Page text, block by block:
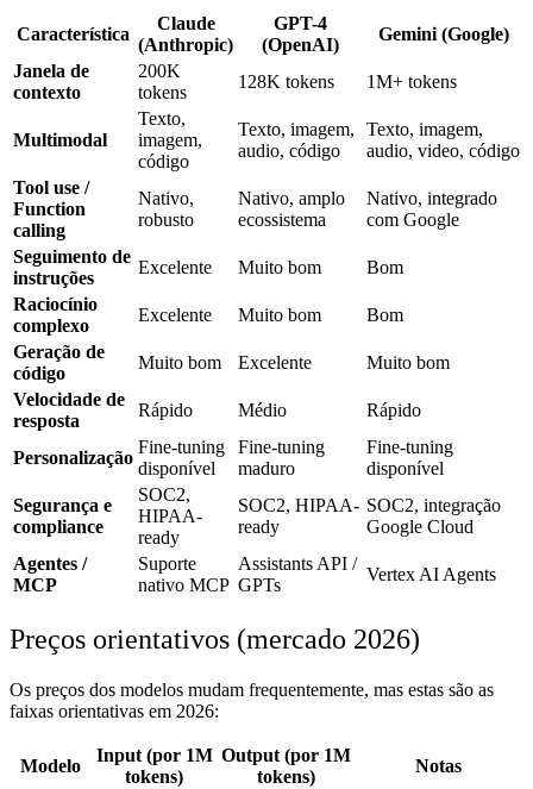
Característica
Claude
(Anthropic)
GPT-4
(OpenAI)
Gemini (Google)
Janela de
contexto
200K
tokens
128K tokens 1M+ tokens
Multimodal
Texto,
imagem,
código
Texto, imagem,
audio, código
Texto, imagem,
audio, video, código
Tool use /
Function
calling
Nativo,
robusto
Nativo, amplo
ecossistema
Nativo, integrado
com Google
Seguimento de
instruções
Excelente Muito bom
Bom
Raciocínio
complexo
Excelente Muito bom
Bom
Geração de
código
Muito bom Excelente
Muito bom
Velocidade de
resposta
Rápido Médio Rápido
Personalização
Fine-tuning
disponível
Fine-tuning
maduro
Fine-tuning
disponível
Segurança e
compliance
SOC2,
HIPAA-
ready
SOC2, HIPAA-
ready
SOC2, integração
Google Cloud
Agentes /
MCP
Suporte
nativo MCP
Assistants API /
GPTs
Vertex AI Agents
Preços orientativos (mercado 2026)
Os preços dos modelos mudam frequentemente, mas estas são as
faixas orientativas em 2026:
Modelo
Input (por 1M
tokens)
Output (por 1M
tokens)
Notas